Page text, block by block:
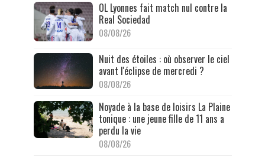
OL Lyonnes fait match nul contre la
Real Sociedad
08/08/26
Nuit des étoiles : où observer le ciel
avant l'éclipse de mercredi ?
08/08/26
Noyade à la base de loisirs La Plaine
tonique : une jeune fille de 11 ans a
perdu la vie
08/08/26